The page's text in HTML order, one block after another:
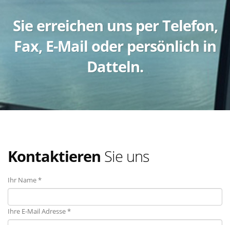
Sie erreichen uns per Telefon,
Fax, E-Mail oder persönlich in
Datteln.
Kontaktieren Sie uns
Ihr Name *
Ihre E-Mail Adresse *